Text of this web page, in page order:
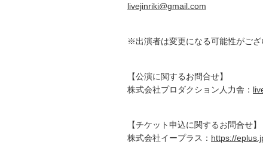
livejinriki@gmail.com
※出演者は変更になる可能性がござ
【公演に関するお問合せ】
株式会社プロダクション人力舎：
【チケット申込に関するお問合せ】
株式会社イープラス： https://